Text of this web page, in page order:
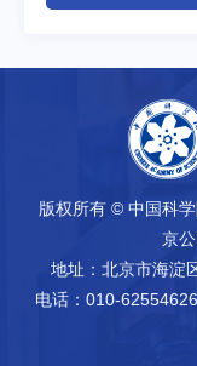
版权所有 © 中国科
京
地址：北京市海淀
电话：010-62554626